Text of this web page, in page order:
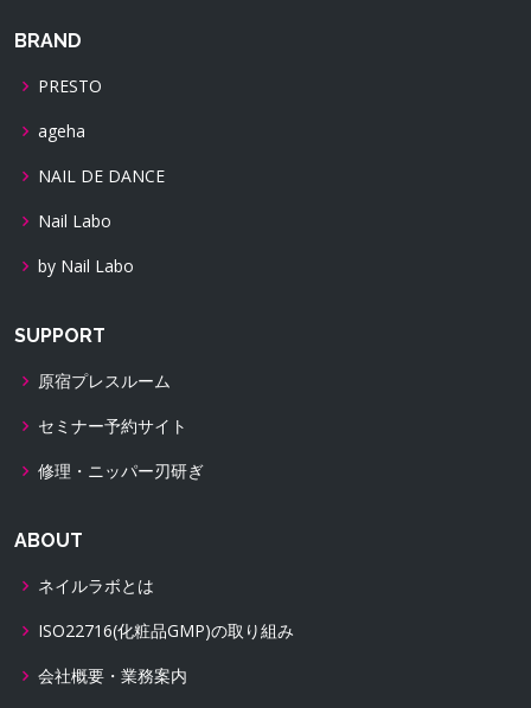
BRAND
PRESTO
ageha
NAIL DE DANCE
Nail Labo
by Nail Labo
SUPPORT
原宿プレスルーム
セミナー予約サイト
修理・ニッパー刃研ぎ
ABOUT
ネイルラボとは
ISO22716(化粧品GMP)の取り組み
会社概要・業務案内